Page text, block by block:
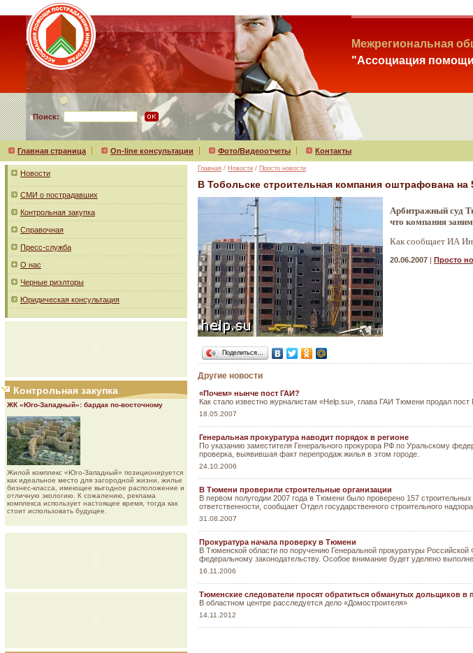
Межрегиональная
"Ассоциация
Поиск:
Главная страница On-line консультации Фото/Видеоотчеты Контакты
Новости
СМИ о пострадавших
Контрольная закупка
Справочная
Пресс-служба
О нас
Черные риэлторы
Юридическая консультация
Контрольная закупка
ЖК «Юго-Западный»: бардак по-восточному
Жилой комплекс «Юго-Западный» позиционируется
как идеальное место для загородной жизни, жилье
бизнес-класса, имеющее выгодное расположение и
отличную экологию. К сожалению, реклама
комплекса использует настоящее время, тогда как
стоит использовать будущее.
Главная / Новости / Просто новости
В Тобольске строительная компания оштрафована на
Арбитражный суд
что компания
Как сообщает ИА
20.06.2007 | Просто
Поделиться…
Другие новости
«Почем» нынче пост ГАИ?
Как стало известно журналистам «Help.su», глава ГАИ Тюмени продал пост
18.05.2007
Генеральная прокуратура наводит порядок в регионе
По указанию заместителя Генерального прокурора РФ по Уральскому
проверка, выявившая факт перепродаж жилья в этом городе.
24.10.2006
В Тюмени проверили строительные организации
В первом полугодии 2007 года в Тюмени было проверено 157
ответственности, сообщает Отдел государственного строительного
31.08.2007
Прокуратура начала проверку в Тюмени
В Тюменской области по поручению Генеральной прокуратуры
федеральному законодательству. Особое внимание будет уделено
16.11.2006
Тюменские следователи просят обратиться обманутых дольщиков в
В областном центре расследуется дело «Домостроителя»
14.11.2012